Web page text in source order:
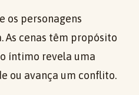
os personagens
As cenas têm propósito
íntimo revela uma
ou avança um conflito.